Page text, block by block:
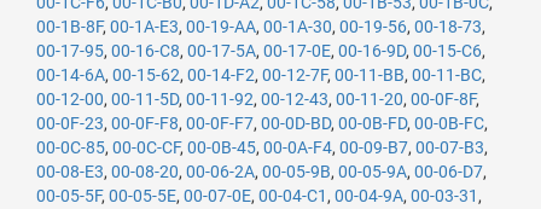
00-1B-8F, 00-1A-E3, 00-19-AA, 00-1A-30, 00-19-56, 00-18-73,
00-17-95, 00-16-C8, 00-17-5A, 00-17-0E, 00-16-9D, 00-15-C6,
00-14-6A, 00-15-62, 00-14-F2, 00-12-7F, 00-11-BB, 00-11-BC,
00-12-00, 00-11-5D, 00-11-92, 00-12-43, 00-11-20, 00-0F-8F,
00-0F-23, 00-0F-F8, 00-0F-F7, 00-0D-BD, 00-0B-FD, 00-0B-FC,
00-0C-85, 00-0C-CF, 00-0B-45, 00-0A-F4, 00-09-B7, 00-07-B3,
00-08-E3, 00-08-20, 00-06-2A, 00-05-9B, 00-05-9A, 00-06-D7,
00-05-5F, 00-05-5E, 00-07-0E, 00-04-C1 , 00-04-9A, 00-03-31 ,